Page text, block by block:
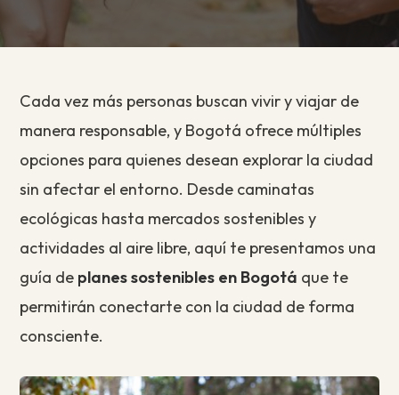
Cada vez más personas buscan vivir y viajar de
manera responsable, y Bogotá ofrece múltiples
opciones para quienes desean explorar la ciudad
sin afectar el entorno. Desde caminatas
ecológicas hasta mercados sostenibles y
actividades al aire libre, aquí te presentamos una
guía de planes sostenibles en Bogotá que te
permitirán conectarte con la ciudad de forma
consciente.